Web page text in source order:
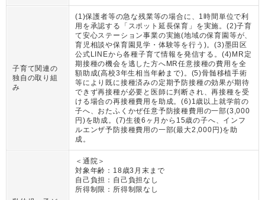
子育て関連の
独自の取り組
み
(1)保護者等の急な残業等の場合に、1時間単位で利
用を承認する「スポット延長保育」を実施。(2)子育
て安心ステーション事業の実施(地域の保育園等が、
育児相談や保育園見学・体験等を行う)。(3)墨田区
公式LINEから各種子育て情報を発信する。(4)MR定
期接種の機会を逃した方へMR任意接種の費用を全
額助成(高校3年生相当年齢まで)。(5)骨髄移植手術
等により既に接種済みの定期予防接種の効果が期待
できず再接種が必要と医師に判断され、再接種を受
ける場合の再接種費用を助成。(6)1歳以上就学前の
子へ、おたふくかぜ任意予防接種費用の一部(3,000
円)を助成。(7)生後6ヶ月から15歳の子へ、インフ
ルエンザ予防接種費用の一部(最大2,000円)を助
成。
＜通院＞
対象年齢： 18歳3月末まで
自己負担： 自己負担なし
所得制限： 所得制限なし